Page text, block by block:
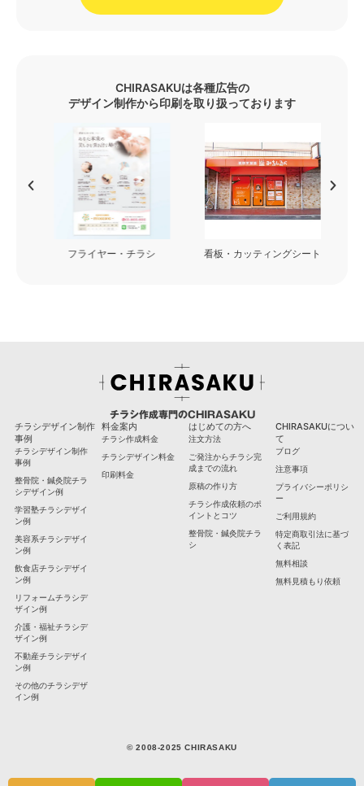
CHIRASAKUは各種広告の
デザイン制作から印刷を取り扱っております
フライヤー・チラシ 看板・カッティングシート
チラシ作成専門のCHIRASAKU
チラシデザイン制作
事例
チラシデザイン制作
事例
整骨院・鍼灸院チラ
シデザイン例
学習塾チラシデザイ
ン例
美容系チラシデザイ
ン例
飲食店チラシデザイ
ン例
リフォームチラシデ
ザイン例
介護・福祉チラシデ
ザイン例
不動産チラシデザイ
ン例
その他のチラシデザ
イン例
料金案内
チラシ作成料金
チラシデザイン料金
印刷料金
はじめての方へ
注文方法
ご発注からチラシ完
成までの流れ
原稿の作り方
チラシ作成依頼のポ
イントとコツ
整骨院・鍼灸院チラ
シ
CHIRASAKUについ
て
ブログ
注意事項
プライバシーポリシ
ー
ご利用規約
特定商取引法に基づ
く表記
無料相談
無料見積もり依頼
© 2008-2025 CHIRASAKU